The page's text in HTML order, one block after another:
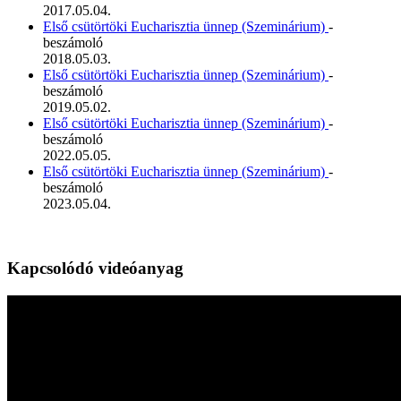
2017.05.04.
Első csütörtöki Eucharisztia ünnep (Szeminárium) -
beszámoló
2018.05.03.
Első csütörtöki Eucharisztia ünnep (Szeminárium) -
beszámoló
2019.05.02.
Első csütörtöki Eucharisztia ünnep (Szeminárium) -
beszámoló
2022.05.05.
Első csütörtöki Eucharisztia ünnep (Szeminárium) -
beszámoló
2023.05.04.
Kapcsolódó videóanyag